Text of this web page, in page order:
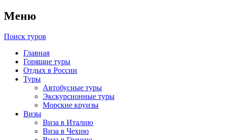
Меню
Поиск туров
Главная
Горящие туры
Отдых в России
Туры
Автобусные туры
Экскурсионные туры
Морские круизы
Визы
Виза в Италию
Виза в Чехию